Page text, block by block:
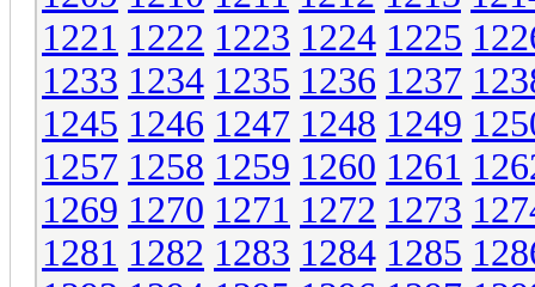
1221 1222 1223 1224 1225
1233 1234 1235 1236 1237
1245 1246 1247 1248 1249
1257 1258 1259 1260 1261
1269 1270 1271 1272 1273
1281 1282 1283 1284 1285